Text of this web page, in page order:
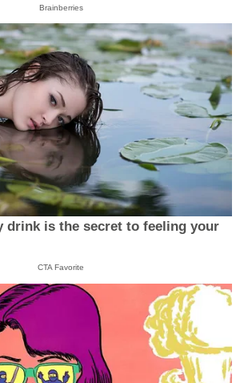
Brainberries
drink is the secret to feeling your
CTA Favorite